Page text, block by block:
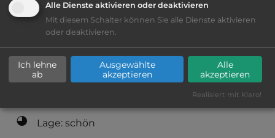
Ausstattung:
bis 30,- Euro
Lage: schön
Alle Dienste aktivieren oder deaktivieren
Mit diesem Schalter können Sie alle Dienste aktivieren
oder deaktivieren.
Ich lehne
ab
Ausgewählte
akzeptieren
Alle
akzeptieren
Realisiert mit Klaro!